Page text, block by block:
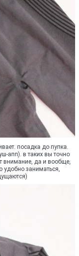
посадка до пупка.
апп). в таких вы точно
внимание, да и вообще,
удобно заниматься,